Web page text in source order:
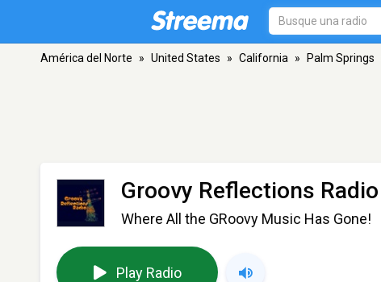
América del Norte » United States » California » Palm Springs
Groovy Reflections Radio
Where All the GRoovy Music Has Gone!
Play Radio